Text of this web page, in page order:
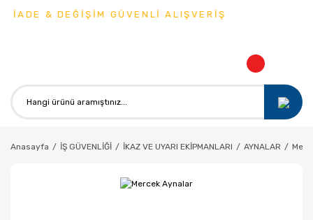
İADE & DEĞİŞİM GÜVENLİ ALIŞVERİŞ
Anasayfa İŞ GÜVENLİĞİ İKAZ VE UYARI EKİPMANLARI AYNALAR